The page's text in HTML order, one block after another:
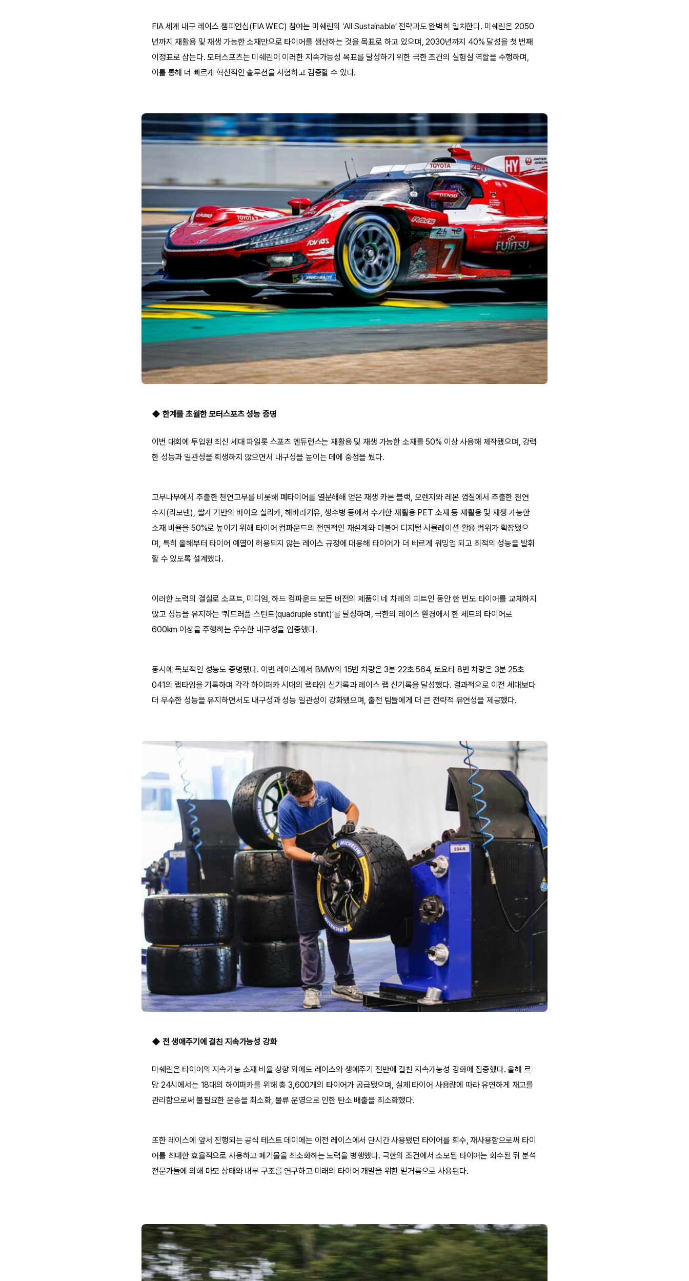
FIA 세계 내구 레이스 챔피언십(FIA WEC) 참여는 미쉐린의 ‘All Sustainable’ 전략과도 완벽히 일치한다. 미쉐린은 2050
년까지 재활용 및 재생 가능한 소재만으로 타이어를 생산하는 것을 목표로 하고 있으며, 2030년까지 40% 달성을 첫 번째
이정표로 삼는다. 모터스포츠는 미쉐린이 이러한 지속가능성 목표를 달성하기 위한 극한 조건의 실험실 역할을 수행하며,
이를 통해 더 빠르게 혁신적인 솔루션을 시험하고 검증할 수 있다.
◆ 한계를 초월한 모터스포츠 성능 증명
이번 대회에 투입된 최신 세대 파일롯 스포츠 엔듀런스는 재활용 및 재생 가능한 소재를 50% 이상 사용해 제작됐으며, 강력
한 성능과 일관성을 희생하지 않으면서 내구성을 높이는 데에 중점을 뒀다.
고무나무에서 추출한 천연고무를 비롯해 폐타이어를 열분해해 얻은 재생 카본 블랙, 오렌지와 레몬 껍질에서 추출한 천연
수지(리모넨), 쌀겨 기반의 바이오 실리카, 해바라기유, 생수병 등에서 수거한 재활용 PET 소재 등 재활용 및 재생 가능한
소재 비율을 50%로 높이기 위해 타이어 컴파운드의 전면적인 재설계와 더불어 디지털 시뮬레이션 활용 범위가 확장됐으
며, 특히 올해부터 타이어 예열이 허용되지 않는 레이스 규정에 대응해 타이어가 더 빠르게 워밍업 되고 최적의 성능을 발휘
할 수 있도록 설계했다.
이러한 노력의 결실로 소프트, 미디엄, 하드 컴파운드 모든 버전의 제품이 네 차례의 피트인 동안 한 번도 타이어를 교체하지
않고 성능을 유지하는 ‘쿼드러플 스틴트(quadruple stint)’를 달성하며, 극한의 레이스 환경에서 한 세트의 타이어로
600km 이상을 주행하는 우수한 내구성을 입증했다.
동시에 독보적인 성능도 증명됐다. 이번 레이스에서 BMW의 15번 차량은 3분 22초 564, 토요타 8번 차량은 3분 25초
041의 랩타임을 기록하며 각각 하이퍼카 시대의 랩타임 신기록과 레이스 랩 신기록을 달성했다. 결과적으로 이전 세대보다
더 우수한 성능을 유지하면서도 내구성과 성능 일관성이 강화됐으며, 출전 팀들에게 더 큰 전략적 유연성을 제공했다.
◆ 전 생애주기에 걸친 지속가능성 강화
미쉐린은 타이어의 지속가능 소재 비율 상향 외에도 레이스와 생애주기 전반에 걸친 지속가능성 강화에 집중했다. 올해 르
망 24시에서는 18대의 하이퍼카를 위해 총 3,600개의 타이어가 공급됐으며, 실제 타이어 사용량에 따라 유연하게 재고를
관리함으로써 불필요한 운송을 최소화, 물류 운영으로 인한 탄소 배출을 최소화했다.
또한 레이스에 앞서 진행되는 공식 테스트 데이에는 이전 레이스에서 단시간 사용됐던 타이어를 회수, 재사용함으로써 타이
어를 최대한 효율적으로 사용하고 폐기물을 최소화하는 노력을 병행했다. 극한의 조건에서 소모된 타이어는 회수된 뒤 분석
전문가들에 의해 마모 상태와 내부 구조를 연구하고 미래의 타이어 개발을 위한 밑거름으로 사용된다.